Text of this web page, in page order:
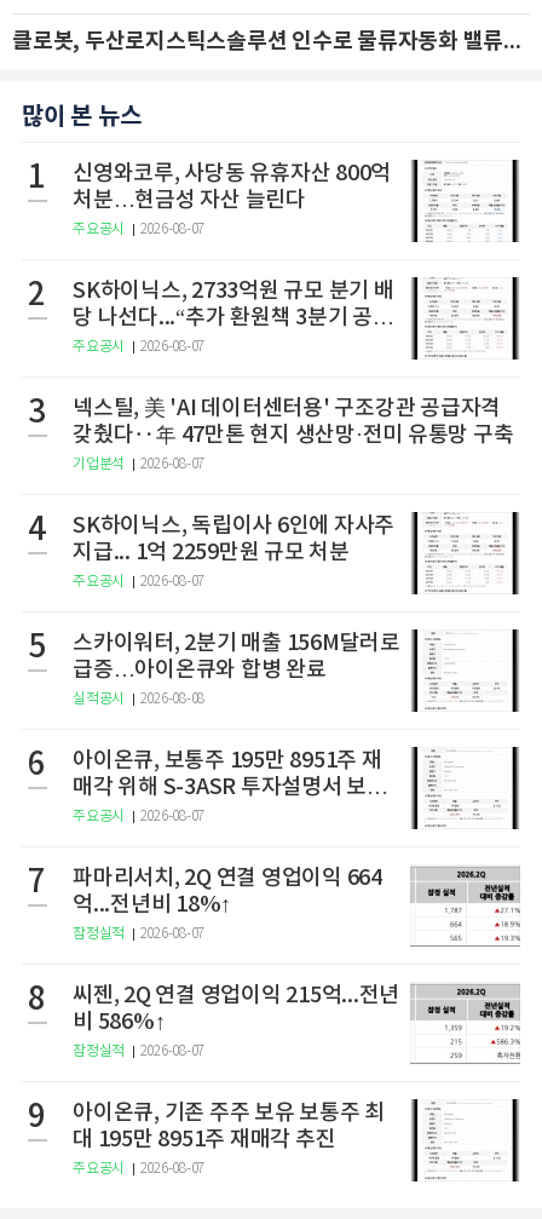
클로봇, 두산로지스틱스솔루션 인수로 물류자동화 밸류체인 확장 추진 - IBK투자증권
많이 본 뉴스
1
신영와코루, 사당동 유휴자산 800억
처분…현금성 자산 늘린다
주요공시 2026-08-07
2
SK하이닉스, 2733억원 규모 분기 배
당 나선다...“추가 환원책 3분기 공
개”
주요공시 2026-08-07
3
넥스틸, 美 'AI 데이터센터용' 구조강관 공급자격
갖췄다‥年 47만톤 현지 생산망·전미 유통망 구축
기업분석 2026-08-07
4
SK하이닉스, 독립이사 6인에 자사주
지급... 1억 2259만원 규모 처분
주요공시 2026-08-07
5
스카이워터, 2분기 매출 156M달러로
급증…아이온큐와 합병 완료
실적공시 2026-08-08
6
아이온큐, 보통주 195만 8951주 재
매각 위해 S-3ASR 투자설명서 보충
서 제출
주요공시 2026-08-07
7
파마리서치, 2Q 연결 영업이익 664
억...전년비 18%↑
잠정실적 2026-08-07
8
씨젠, 2Q 연결 영업이익 215억...전년
비 586%↑
잠정실적 2026-08-07
9
아이온큐, 기존 주주 보유 보통주 최
대 195만 8951주 재매각 추진
주요공시 2026-08-07